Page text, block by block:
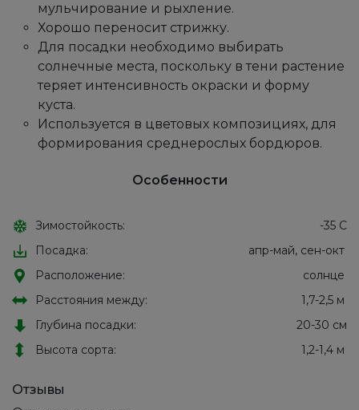
мульчирование и рыхление.
Хорошо переносит стрижку.
Для посадки необходимо выбирать
солнечные места, поскольку в тени растение
теряет интенсивность окраски и форму
куста.
Используется в цветовых композициях, для
формирования среднерослых бордюров.
Особенности
Зимостойкость:
-35 С
Посадка:
апр-май, сен-окт
Расположение:
солнце
Расстояния между:
1,7-2,5 м
Глубина посадки:
20-30 см
Высота сорта:
1,2-1,4 м
Отзывы